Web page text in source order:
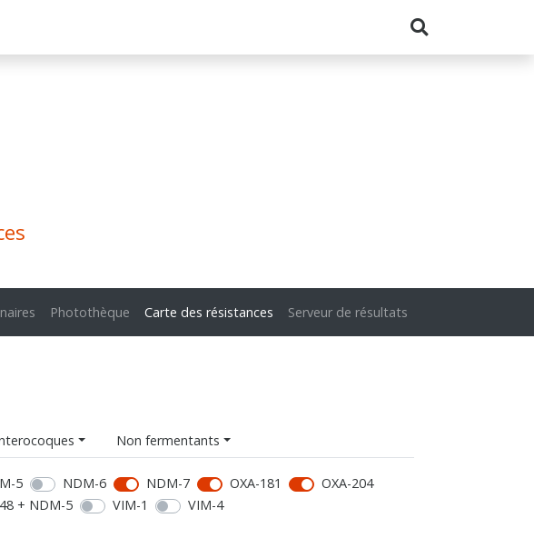
Photothèque Carte des résistances Serveur de résultats
Non fermentants
5 NDM-6 NDM-7 OXA-181
OXA-204
+ NDM-5 VIM-1 VIM-4